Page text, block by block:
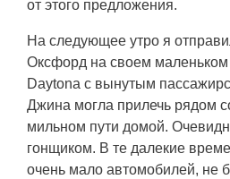
от этого предложения.
На следующее утро я
Оксфорд на своем
Daytona с вынутым
Джина могла прилечь рядом
мильном пути домой.
гонщиком. В те далекие
очень мало автомобилей, не